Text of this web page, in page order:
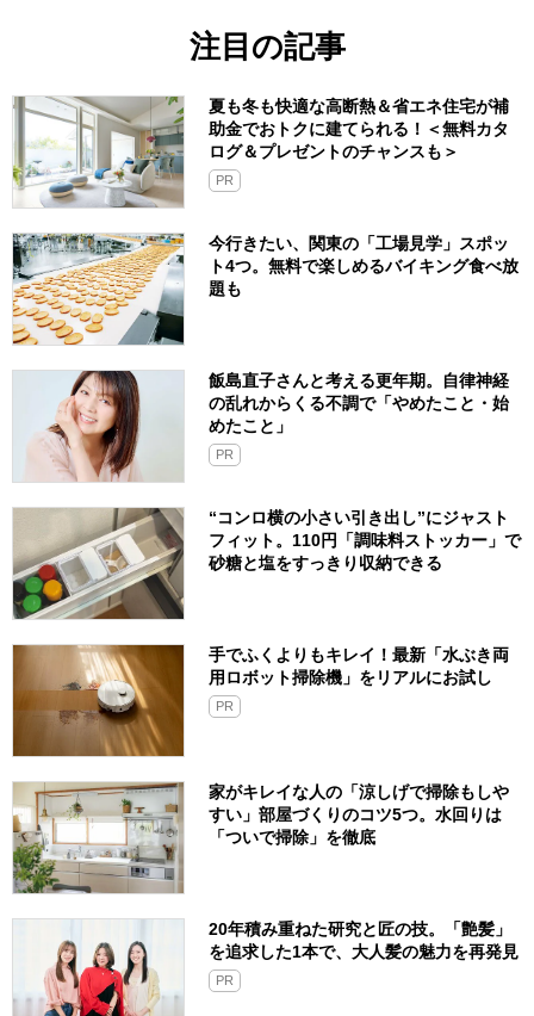
注目の記事
夏も冬も快適な高断熱＆省エネ住宅が補
助金でおトクに建てられる！＜無料カタ
ログ＆プレゼントのチャンスも＞
PR
今行きたい、関東の「工場見学」スポッ
ト4つ。無料で楽しめるバイキング食べ放
題も
飯島直子さんと考える更年期。自律神経
の乱れからくる不調で「やめたこと・始
めたこと」
PR
“コンロ横の小さい引き出し”にジャスト
フィット。110円「調味料ストッカー」で
砂糖と塩をすっきり収納できる
手でふくよりもキレイ！最新「水ぶき両
用ロボット掃除機」をリアルにお試し
PR
家がキレイな人の「涼しげで掃除もしや
すい」部屋づくりのコツ5つ。水回りは
「ついで掃除」を徹底
20年積み重ねた研究と匠の技。「艶髪」
を追求した1本で、大人髪の魅力を再発見
PR